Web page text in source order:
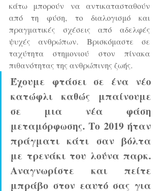
κάτω μπορούν να αντικατασταθούν
από τη φύση, το διαλογισμό και
πραγματικές σχέσεις από αδελφές
ψυχές ανθρώπων. Βρισκόμαστε σε
ταχύτητα στημονιού στον πίνακα
πιθανότητας της ανθρώπινης ζωής.
Έχουμε φτάσει σε ένα νέο
κατώφλι καθώς μπαίνουμε
σε μια νέα φάση
μεταμόρφωσης. Tο 2019 ήταν
πράγματι κάτι σαν βόλτα
με τρενάκι του λούνα παρκ.
Αναγνωρίστε και πείτε
μπράβο στον εαυτό σας για